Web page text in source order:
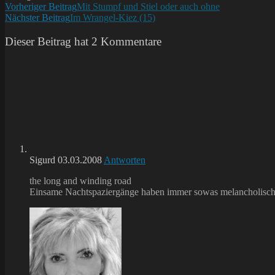
Weitere
Artikel
ansehen
Vorheriger BeitragMit Stumpf und Stiel oder auch ohne
Nächster BeitragIm Wrangel-Kiez (15)
Dieser Beitrag hat 2 Kommentare
Sigurd 03.03.2008 Antworten
the long and winding road
Einsame Nachtspaziergänge haben immer sowas